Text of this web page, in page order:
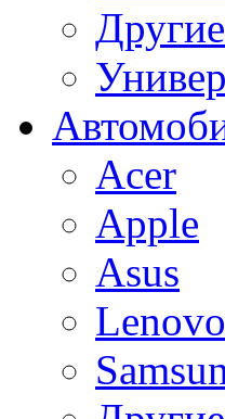
Acer
Apple
Asus
Lenovo